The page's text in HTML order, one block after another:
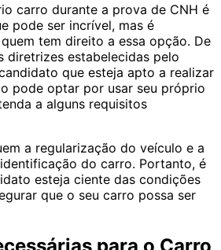
carro durante a prova de CNH é
pode ser incrível, mas é
tem direito a essa opção. De
diretrizes estabelecidas pelo
que esteja apto a realizar
pode optar por usar seu próprio
a alguns requisitos
a regularização do veículo e a
do carro. Portanto, é
esteja ciente das condições
que o seu carro possa ser
para o Carro